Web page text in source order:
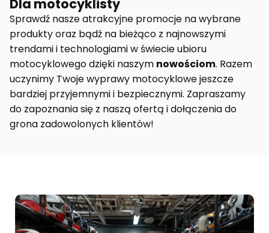
Dla motocyklisty
Sprawdź nasze atrakcyjne promocje na wybrane
produkty oraz bądź na bieżąco z najnowszymi
trendami i technologiami w świecie ubioru
motocyklowego dzięki naszym nowościom. Razem
uczynimy Twoje wyprawy motocyklowe jeszcze
bardziej przyjemnymi i bezpiecznymi. Zapraszamy
do zapoznania się z naszą ofertą i dołączenia do
grona zadowolonych klientów!